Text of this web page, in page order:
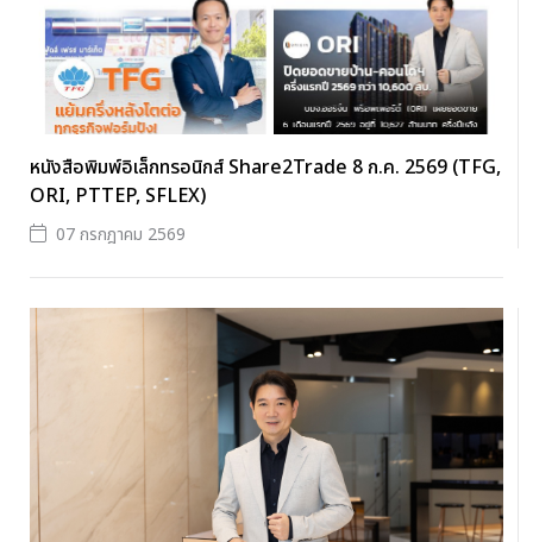
หนังสือพิมพ์อิเล็กทรอนิกส์ Share2Trade 8 ก.ค. 2569 (TFG,
ORI, PTTEP, SFLEX)
07 กรกฎาคม 2569